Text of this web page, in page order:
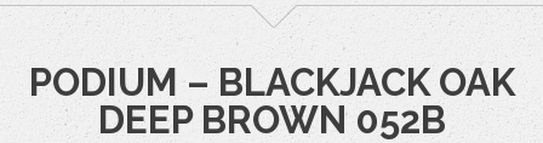
PODIUM – BLACKJACK OAK
DEEP BROWN 052B